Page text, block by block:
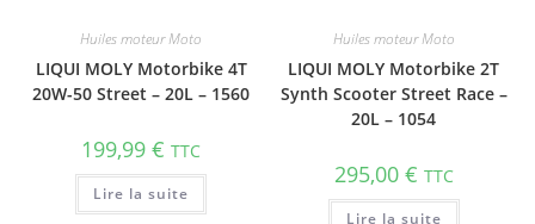
Huiles moteur Moto
LIQUI MOLY Motorbike 4T
20W-50 Street – 20L – 1560
199,99€ TTC
Lire la suite
Huiles moteur Moto
LIQUI MOLY Motorbike 2T
Synth Scooter Street Race –
20L – 1054
295,00 € TTC
Lire la suite